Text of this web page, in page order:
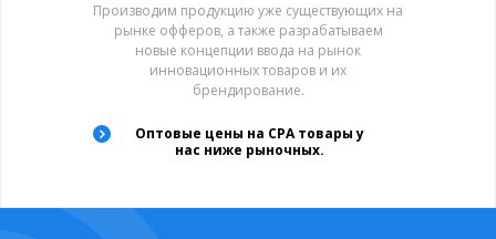
Производим продукцию уже существующих на
рынке офферов, а также разрабатываем
новые концепции ввода на рынок
инновационных товаров и их
брендирование.
Оптовые цены на CPA товары у
нас ниже рыночных.